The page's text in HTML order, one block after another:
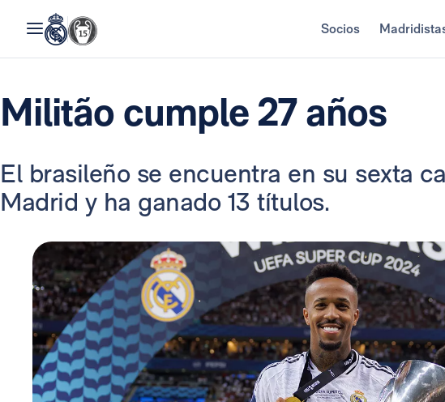
Socios
Militão cumple 27 años
El brasileño se encuentra en su sexta
Madrid y ha ganado 13 títulos.